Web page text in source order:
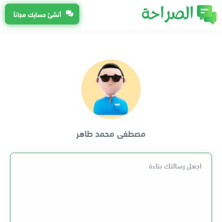
أنشئ حسابك مجاناً
مصطفى محمد طاهر